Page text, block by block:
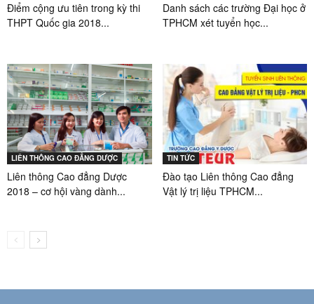
Điểm cộng ưu tiên trong kỳ thi
THPT Quốc gia 2018...
Danh sách các trường Đại học ở
TPHCM xét tuyển học...
LIÊN THÔNG CAO ĐẲNG DƯỢC
Liên thông Cao đẳng Dược
2018 – cơ hội vàng dành...
TIN TỨC
Đào tạo Liên thông Cao đẳng
Vật lý trị liệu TPHCM...